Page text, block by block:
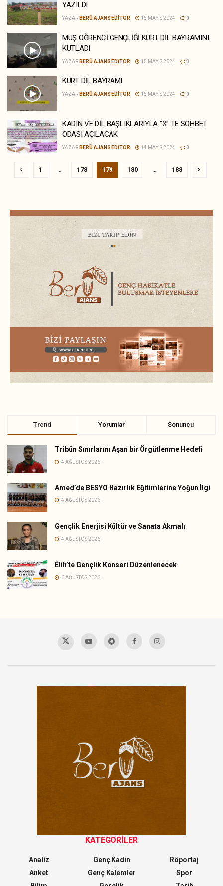
YAZILDI
YAZAR BERÛ AJANS EDITOR 15 MAYIS 2024 0
MUŞ ÖĞRENCİ GENÇLİĞİ KÜRT DİL BAYRAMINI
KUTLADI
YAZAR BERÛ AJANS EDITOR 15 MAYIS 2024 0
KÜRT DİL BAYRAMI
YAZAR BERÛ AJANS EDITOR 15 MAYIS 2024 0
KADIN VE DİL BAŞLIKLARIYLA ”X” TE SOHBET
ODASI AÇILACAK
YAZAR BERÛ AJANS EDITOR 14 MAYIS 2024 0
1 … 178 179 180 … 188
Trend Yorumlar Sonuncu
Tribün Sınırlarını Aşan bir Örgütlenme Hedefi
4 AĞUSTOS 2026
Amed’de BESYO Hazırlık Eğitimlerine Yoğun İlgi
4 AĞUSTOS 2026
Gençlik Enerjisi Kültür ve Sanata Akmalı
4 AĞUSTOS 2026
Êlih’te Gençlik Konseri Düzenlenecek
6 AĞUSTOS 2026
KATEGORİLER
Analiz
Anket
Genç Kadın
Genç Kalemler
Röportaj
Spor